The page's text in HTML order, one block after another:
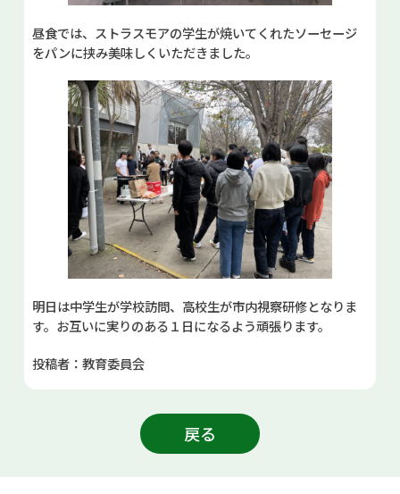
昼食では、ストラスモアの学生が焼いてくれたソーセージ
をパンに挟み美味しくいただきました。
明日は中学生が学校訪問、高校生が市内視察研修となりま
す。お互いに実りのある１日になるよう頑張ります。
投稿者：教育委員会
戻る